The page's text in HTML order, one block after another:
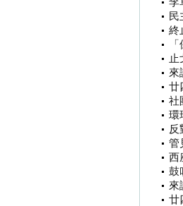
民
終
來
廿
社
環
反
管
西
鼓
來
廿